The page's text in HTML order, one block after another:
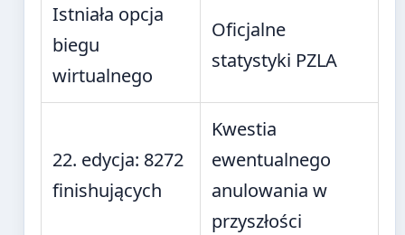
Istniała opcja
biegu
wirtualnego
Oficjalne
statystyki PZLA
22. edycja: 8272
finishujących
Kwestia
ewentualnego
anulowania w
przyszłości